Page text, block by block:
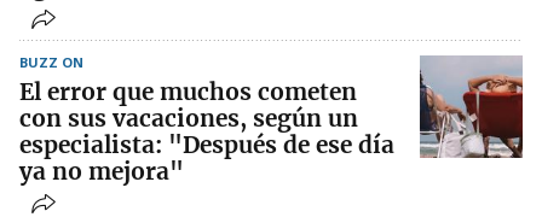
BUZZ ON
El error que muchos cometen
con sus vacaciones, según un
especialista: "Después de ese día
ya no mejora"